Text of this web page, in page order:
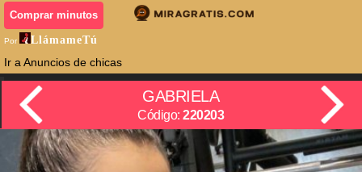
Comprar minutos
Por LlámameTú
Ir a Anuncios de chicas
GABRIELA
Código:220203